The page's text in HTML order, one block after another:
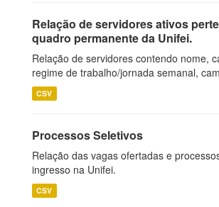
Relação de servidores ativos
quadro permanente da Unifei.
Relação de servidores contendo nome,
regime de trabalho/jornada semanal,
CSV
Processos Seletivos
Relação das vagas ofertadas e
ingresso na Unifei.
CSV